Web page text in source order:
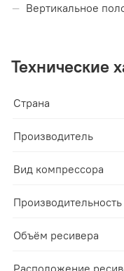
Вертикальное
Технические
Страна
Производитель
Вид компрессора
Производительность
Объём ресивера
Расположение